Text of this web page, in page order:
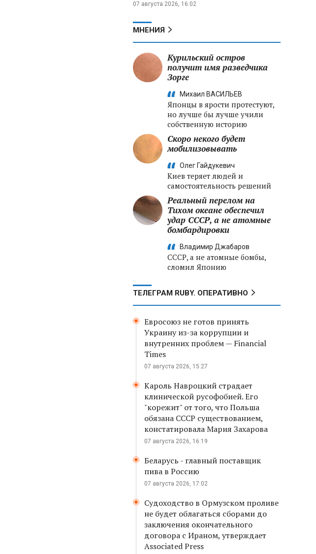
07 августа 2026, 16:02
МНЕНИЯ
Курильский остров
получит имя разведчика
Зорге
Михаил ВАСИЛЬЕВ
Японцы в ярости протестуют,
но лучше бы лучше учили
собственную историю
Скоро некого будет
мобилизовывать
Олег Гайдукевич
Киев теряет людей и
самостоятельность решений
Реальный перелом на
Тихом океане обеспечил
удар СССР, а не атомные
бомбардировки
Владимир Джабаров
СССР, а не атомные бомбы,
сломил Японию
ТЕЛЕГРАМ RUBY. ОПЕРАТИВНО
Евросоюз не готов принять
Украину из-за коррупции и
внутренних проблем — Financial
Times
07 августа 2026, 15:27
Кароль Навроцкий страдает
клинической русофобией. Его
"корежит" от того, что Польша
обязана СССР существованием,
констатировала Мария Захарова
07 августа 2026, 16:19
Беларусь - главный поставщик
пива в Россию
07 августа 2026, 17:02
Судоходство в Ормузском проливе
не будет облагаться сборами до
заключения окончательного
договора с Ираном, утверждает
Associated Press